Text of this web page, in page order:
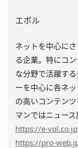
エボル
ネットを中心に
る企業。特にコ
な分野で活躍す
ーを中心に各ネ
の高いコンテン
マンではニュース
https://e-vol.co.jp
https://pro-